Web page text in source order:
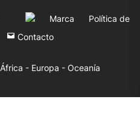
Marca
Política de
Contacto
África - Europa - Oceanía